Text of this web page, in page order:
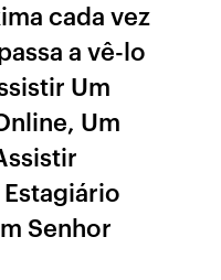
cada vez
a vê-lo
Um
Um
Senhor